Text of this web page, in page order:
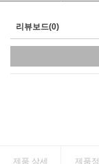
리뷰보드(0)
제품 상세 제품